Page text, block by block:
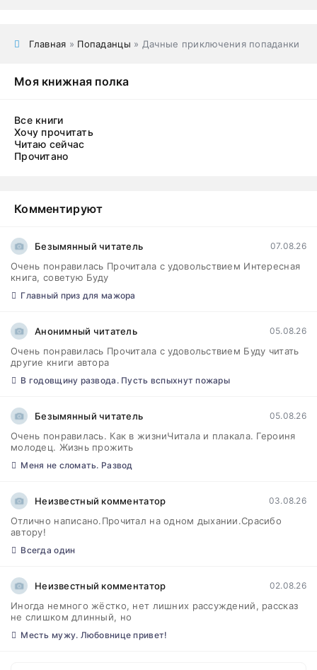
Главная » Попаданцы » Дачные приключения попаданки
Моя книжная полка
Все книги
Хочу прочитать
Читаю сейчас
Прочитано
Комментируют
Безымянный читатель 07.08.26
Очень понравилась Прочитала с удовольствием Интересная
книга, советую Буду
Главный приз для мажора
Анонимный читатель 05.08.26
Очень понравилась Прочитала с удовольствием Буду читать
другие книги автора
В годовщину развода. Пусть вспыхнут пожары
Безымянный читатель 05.08.26
Очень понравилась. Как в жизниЧитала и плакала. Героиня
молодец. Жизнь прожить
Меня не сломать. Развод
Неизвестный комментатор 03.08.26
Отлично написано.Прочитал на одном дыхании.Срасибо
автору!
Всегда один
Неизвестный комментатор 02.08.26
Иногда немного жёстко, нет лишних рассуждений, рассказ
не слишком длинный, но
Месть мужу. Любовнице привет!